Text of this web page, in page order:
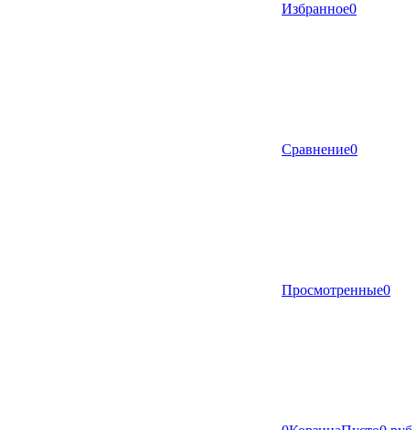
Избранное0
Сравнение0
Просмотренные0